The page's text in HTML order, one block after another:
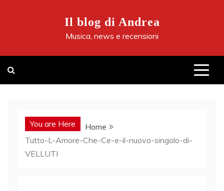
Il blog di Andrea
Musica, news e recensioni
You are Here
Home
Tutto-L-Amore-Che-Ce-e-il-nuovo-singolo-di-
VELLUTI